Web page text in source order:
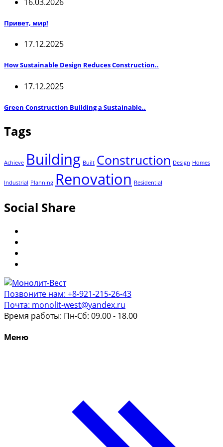
Привет, мир!
17.12.2025
How Sustainable Design Reduces Construction..
17.12.2025
Green Construction Building a Sustainable..
Tags
Achieve Building Built Construction Design Homes
Industrial Planning Renovation Residential
Social Share
Позвоните нам: +8-921-215-26-43
Почта: monolit-west@yandex.ru
Время работы: Пн-Сб: 09.00 - 18.00
Меню